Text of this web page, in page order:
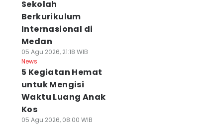
Sekolah
Berkurikulum
Internasional di
Medan
05 Agu 2026, 21:18 WIB
News
5 Kegiatan Hemat
untuk Mengisi
Waktu Luang Anak
Kos
05 Agu 2026, 08:00 WIB